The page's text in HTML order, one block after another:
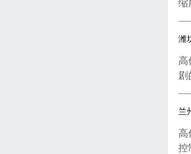
缩
潍
高
剧
兰
高
控